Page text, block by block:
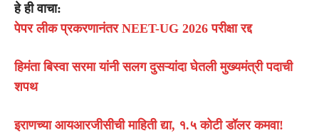
हे ही वाचा:
पेपर लीक प्रकरणानंतर NEET-UG 2026 परीक्षा रद्द
हिमंता बिस्वा सरमा यांनी सलग दुसऱ्यांदा घेतली मुख्यमंत्री पदाची
शपथ
इराणच्या आयआरजीसीची माहिती द्या, १.५ कोटी डॉलर कमवा!